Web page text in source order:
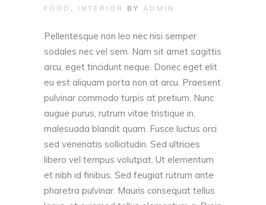
FOOD , INTERIOR BY ADMIN
Pellentesque non leo nec nisi semper
sodales nec vel sem. Nam sit amet sagittis
arcu, eget tincidunt neque. Donec eget elit
eu est aliquam porta non at arcu. Praesent
pulvinar commodo turpis at pretium. Nunc
augue purus, rutrum vitae tristique in,
malesuada blandit quam. Fusce luctus orci
sed venenatis sollicitudin. Sed ultricies
libero vel tempus volutpat. Ut elementum
et nibh id finibus. Sed feugiat rutrum ante
pharetra pulvinar. Mauris consequat tellus